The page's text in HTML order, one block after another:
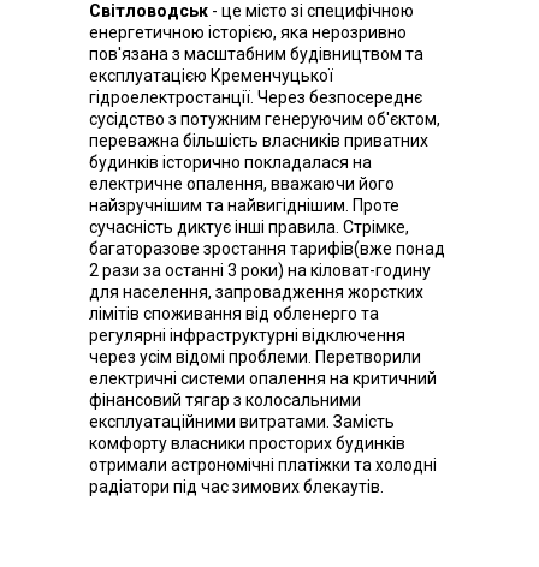
Світловодськ - це місто зі специфічною
енергетичною історією, яка нерозривно
пов'язана з масштабним будівництвом та
експлуатацією Кременчуцької
гідроелектростанції. Через безпосереднє
сусідство з потужним генеруючим об'єктом,
переважна більшість власників приватних
будинків історично покладалася на
електричне опалення, вважаючи його
найзручнішим та найвигіднішим. Проте
сучасність диктує інші правила. Стрімке,
багаторазове зростання тарифів(вже понад
2 рази за останні 3 роки) на кіловат-годину
для населення, запровадження жорстких
лімітів споживання від обленерго та
регулярні інфраструктурні відключення
через усім відомі проблеми. Перетворили
електричні системи опалення на критичний
фінансовий тягар з колосальними
експлуатаційними витратами. Замість
комфорту власники просторих будинків
отримали астрономічні платіжки та холодні
радіатори під час зимових блекаутів.